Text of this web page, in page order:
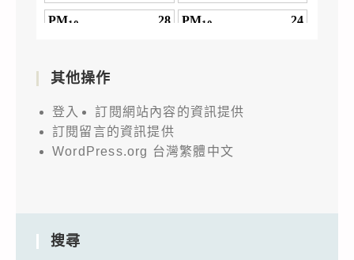
其他操作
登入
訂閱網站內容的資訊提供
訂閱留言的資訊提供
WordPress.org 台灣繁體中文
搜尋